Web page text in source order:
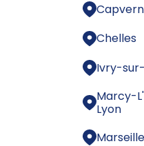
Chelles
Ivry-
Marcy-
Lyon
Marseille